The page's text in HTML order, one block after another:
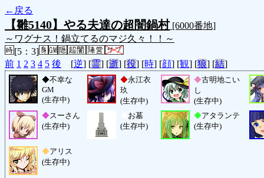
←戻る
【雛5140】やる夫達の超闇鍋村[6000番地]
～ワグナス！鍋立てるのマジ久々！！～
[5：3]
前 1 2 3 4 5 後 [逆] [霊] [逝] [役] [時] [顔] [観] [狼] [結]
◆不幸な
GM
(生存中)
◆永江衣
玖
(生存中)
◆古明地こい
し
(生存中)
◆スーさん
(生存中)
お墓
(生存中)
◆アタランテ
(生存中)
◆アリス
(生存中)